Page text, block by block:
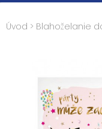
Úvod > Blahoželanie